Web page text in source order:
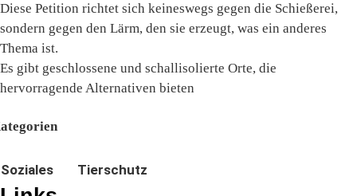
Diese Petition richtet sich keineswegs gegen die Schießerei,
sondern gegen den Lärm, den sie erzeugt, was ein anderes
Thema ist.
Es gibt geschlossene und schallisolierte Orte, die
hervorragende Alternativen bieten
Soziales Tierschutz